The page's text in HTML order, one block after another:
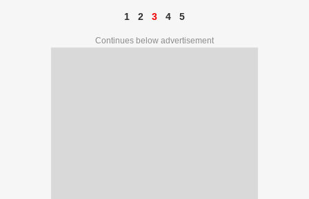
1 2 3 4 5
Continues below advertisement